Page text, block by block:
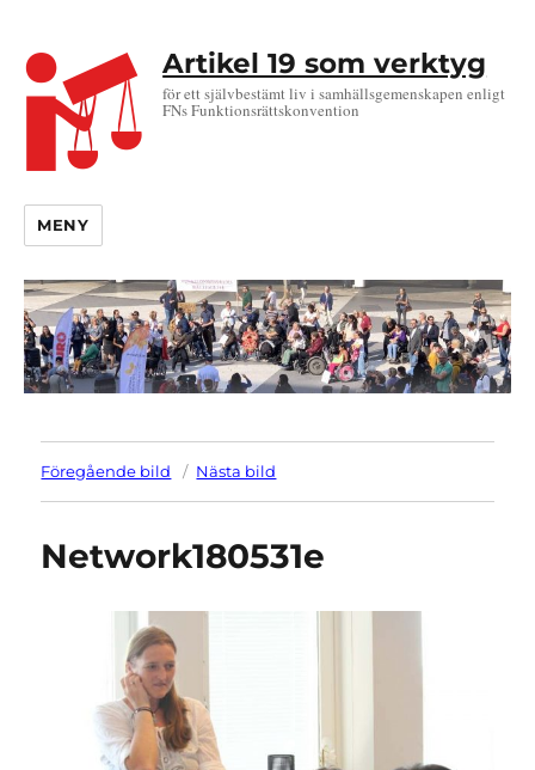
Artikel 19 som verktyg
för ett självbestämt liv i samhällsgemenskapen enligt
FNs Funktionsrättskonvention
MENY
Föregående bild Nästa bild
Network180531e